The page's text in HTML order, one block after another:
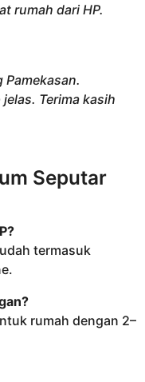
rumah dari HP.
Pamekasan.
Terima kasih
Seputar
termasuk
rumah dengan 2–